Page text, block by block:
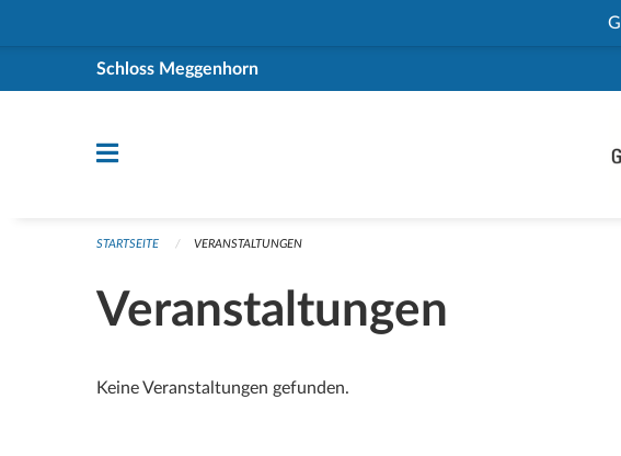
Schloss Meggenhorn
STARTSEITE VERANSTALTUNGEN
Veranstaltungen
Keine Veranstaltungen gefunden.